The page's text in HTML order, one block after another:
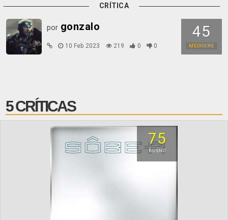
CRÍTICA
45
MEDIOCRE
por gonzalo
10 Feb 2023 219 0 0
5 CRÍTICAS
75
BUENO